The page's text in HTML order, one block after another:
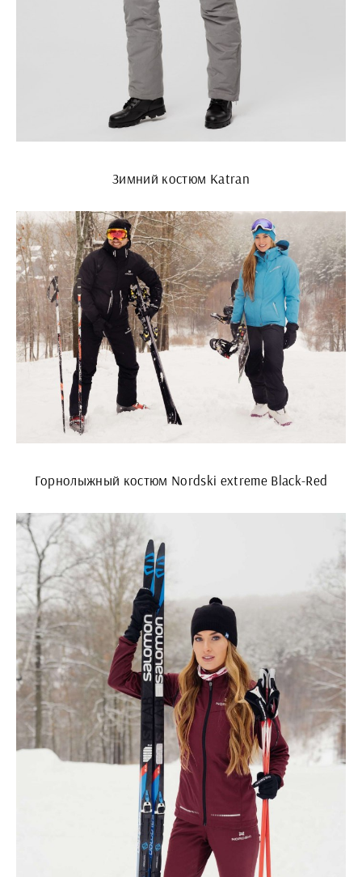
Зимний костюм Katran
Горнолыжный костюм Nordski extreme Black-Red